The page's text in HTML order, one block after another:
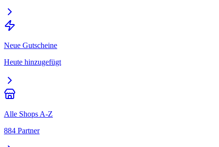
Neue Gutscheine
Heute hinzugefügt
Alle Shops A-Z
884 Partner